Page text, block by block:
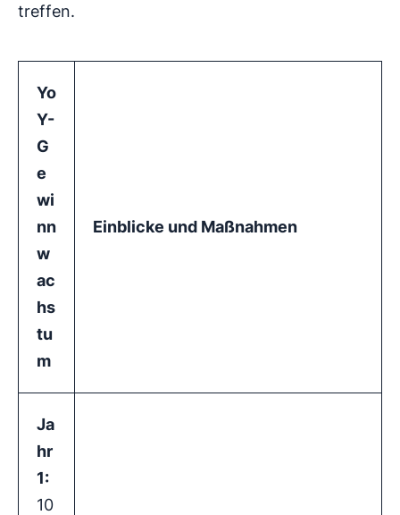
treffen.
Yo
Y-
G
e
wi
nn
w
ac
hs
tu
m
Einblicke und Maßnahmen
Ja
hr
1:
10